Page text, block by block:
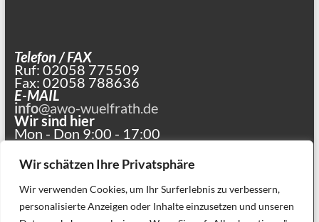
Wir schätzen Ihre Privatsphäre
Wir verwenden Cookies, um Ihr Surferlebnis zu verbessern,
personalisierte Anzeigen oder Inhalte einzusetzen und unseren
Telefon / FAX
Ruf: 02058 775509
Fax: 02058 788636
E-MAIL
info@awo-wuelfrath.de
Wir sind hier
Mon - Don 9:00 - 17:00
und nach Vereinbarung